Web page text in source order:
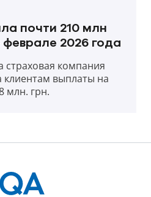
почти 210 млн
2026 года
страховая компания
клиентам выплаты на
млн. грн.